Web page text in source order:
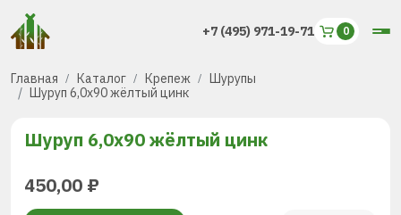
+7 (495) 971-19-71
Главная Каталог Крепеж
Шурупы
Шуруп 6,0х90 жёлтый цинк
Шуруп 6,0х90 жёлтый цинк
450,00 ₽